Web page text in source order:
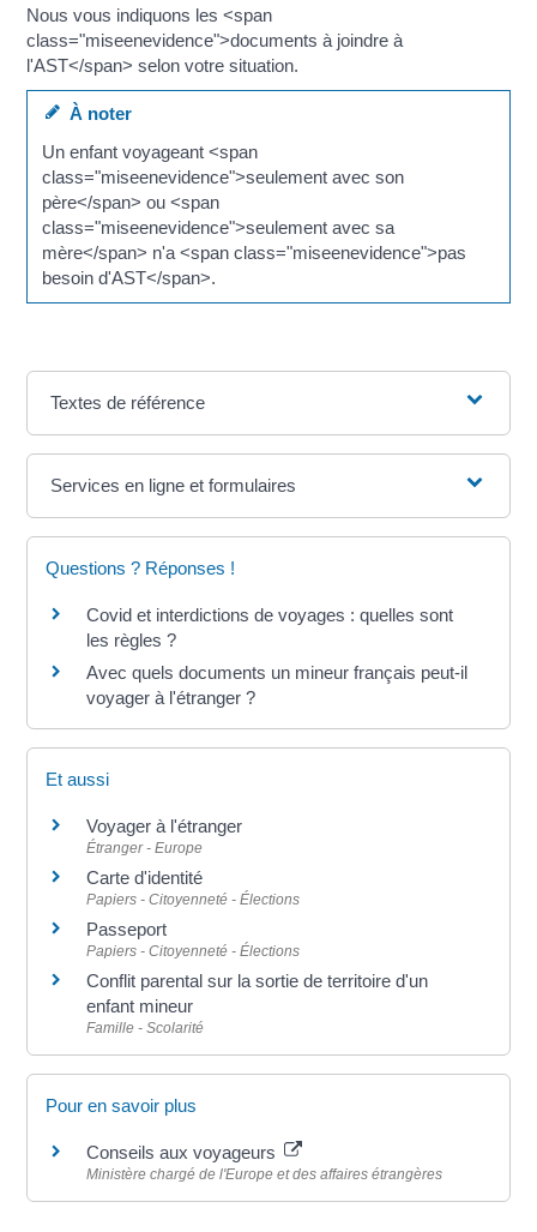
Nous vous indiquons les <span
class="miseenevidence">documents à joindre à
l'AST</span> selon votre situation.
À noter
Un enfant voyageant <span
class="miseenevidence">seulement avec son
père</span> ou <span
class="miseenevidence">seulement avec sa
mère</span> n'a <span class="miseenevidence">pas
besoin d'AST</span>.
Textes de référence
Services en ligne et formulaires
Questions ? Réponses !
Covid et interdictions de voyages : quelles sont
les règles ?
Avec quels documents un mineur français peut-il
voyager à l'étranger ?
Et aussi
Voyager à l'étranger
Étranger - Europe
Carte d'identité
Papiers - Citoyenneté - Élections
Passeport
Papiers - Citoyenneté - Élections
Conflit parental sur la sortie de territoire d'un
enfant mineur
Famille - Scolarité
Pour en savoir plus
Conseils aux voyageurs
Ministère chargé de l'Europe et des affaires étrangères